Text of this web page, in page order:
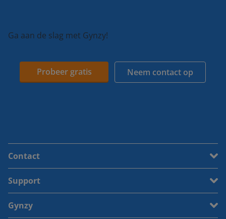
Ga aan de slag met Gynzy!
Probeer gratis Neem contact op
Contact
Support
Gynzy